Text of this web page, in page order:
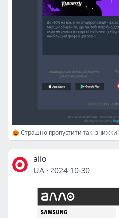
🎃 Страшно пропустити такі знижки!
allo
UA · 2024-10-30